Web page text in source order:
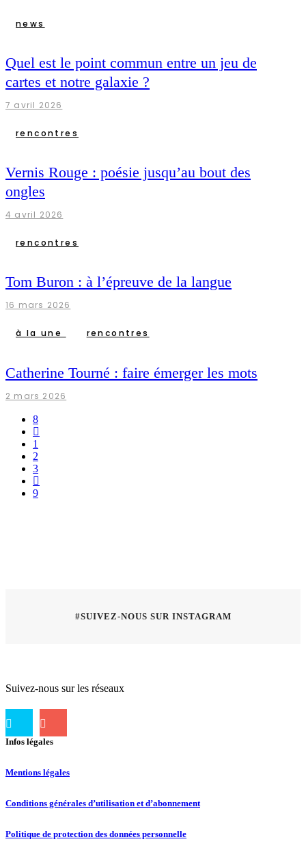
news
Quel est le point commun entre un jeu de
cartes et notre galaxie ?
7 avril 2026
rencontres
Vernis Rouge : poésie jusqu’au bout des
ongles
4 avril 2026
rencontres
Tom Buron : à l’épreuve de la langue
16 mars 2026
à la une rencontres
Catherine Tourné : faire émerger les mots
2 mars 2026
1
2
3
#SUIVEZ-NOUS SUR INSTAGRAM
Suivez-nous sur les réseaux
Infos légales
Mentions légales
Conditions générales d’utilisation et d’abonnement
Politique de protection des données personnelle